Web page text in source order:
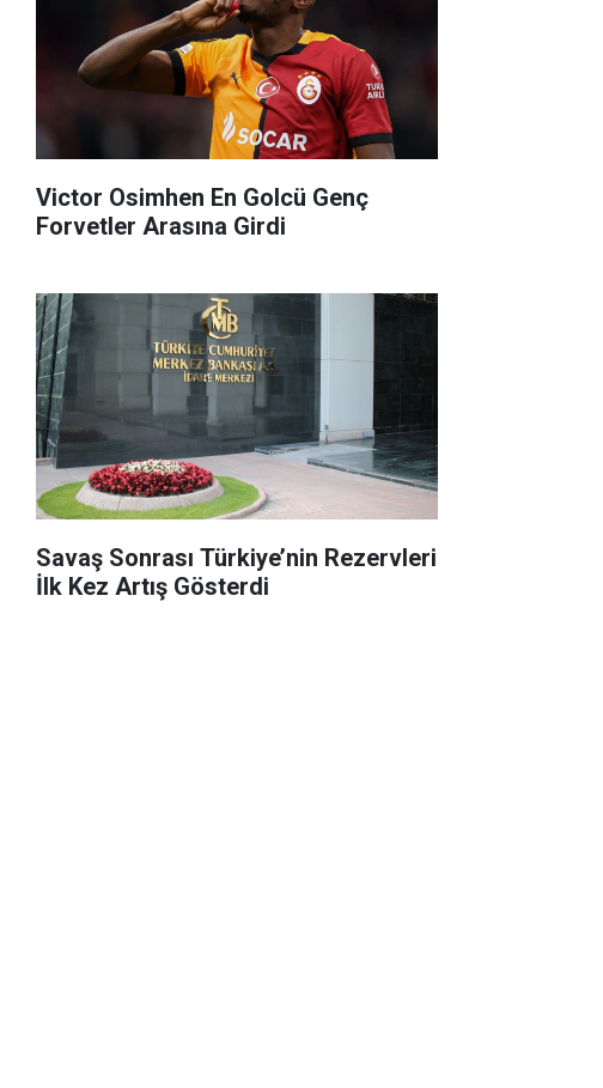
Victor Osimhen En Golcü Genç
Forvetler Arasına Girdi
Savaş Sonrası Türkiye’nin Rezervleri
İlk Kez Artış Gösterdi